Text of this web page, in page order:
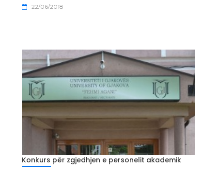
22/06/2018
Konkurs për zgjedhjen e personelit akademik